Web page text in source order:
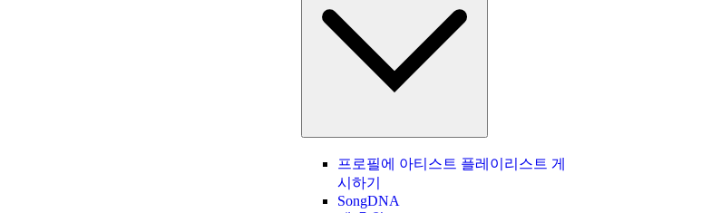
프로필에 아티스트 플레이리스트 게
시하기
SongDNA